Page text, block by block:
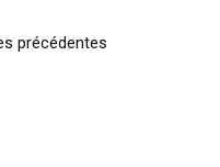
précédentes